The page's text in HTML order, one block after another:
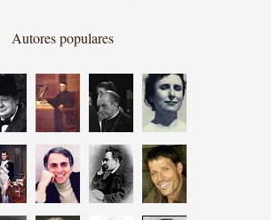
Autores populares